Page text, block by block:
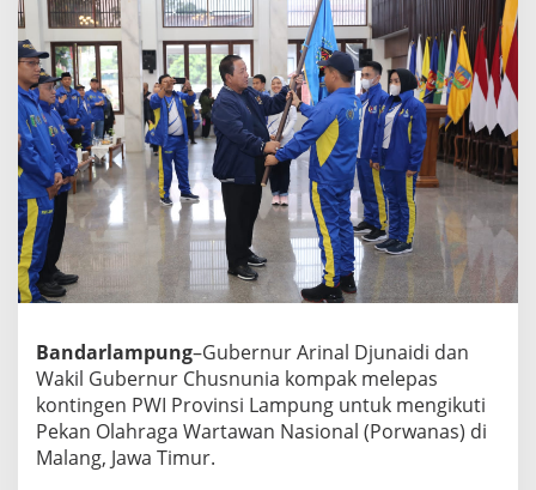
u
b
K
o
m
p
a
k
e
p
a
K
o
t
i
Bandarlampung–Gubernur Arinal Djunaidi dan
Wakil Gubernur Chusnunia kompak melepas
kontingen PWI Provinsi Lampung untuk mengikuti
Pekan Olahraga Wartawan Nasional (Porwanas) di
Malang, Jawa Timur.